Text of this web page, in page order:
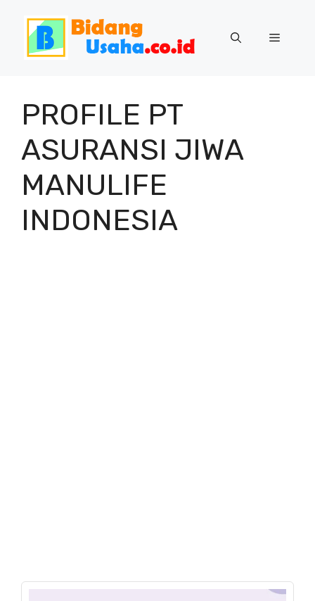
Menu
PROFILE PT
ASURANSI JIWA
MANULIFE
INDONESIA